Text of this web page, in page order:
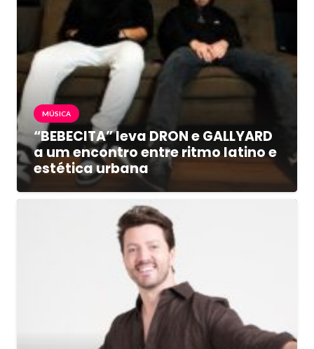
MÚSICA
“BEBECITA” leva DRON e GALLYARD
a um encontro entre ritmo latino e
estética urbana